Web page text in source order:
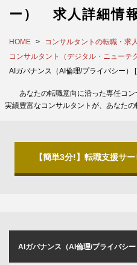
ー） 求人詳細情
HOME
コンサルタントの転職・求人
コンサルタント（デジタル・ニューテ
AIガバナンス（AI倫理/プライバシー）
あなたの転職意向に沿った専任コ
実績豊富なコンサルタントが、あなた
【簡単3分!】転職支援サ
AIガバナンス（AI倫理/プライバシ